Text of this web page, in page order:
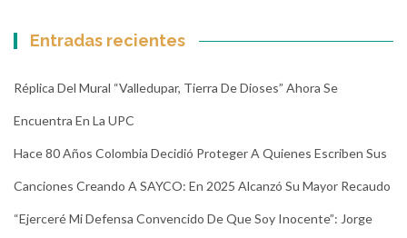
Entradas recientes
Réplica Del Mural “Valledupar, Tierra De Dioses” Ahora Se
Encuentra En La UPC
Hace 80 Años Colombia Decidió Proteger A Quienes Escriben Sus
Canciones Creando A SAYCO: En 2025 Alcanzó Su Mayor Recaudo
“Ejerceré Mi Defensa Convencido De Que Soy Inocente”: Jorge